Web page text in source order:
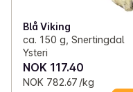
Blå Viking
ca. 150 g, Snertingdal
Ysteri
NOK 117.40
NOK 782.67 /kg